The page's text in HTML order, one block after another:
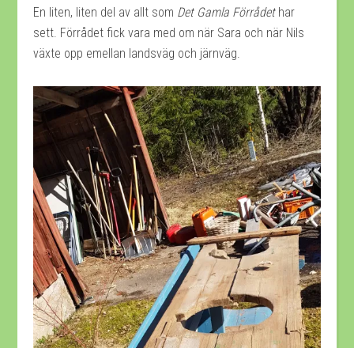
En liten, liten del av allt som Det Gamla Förrådethar
sett. Förrådet fick vara med om när Sara och när Nils
växte opp emellan landsväg och järnväg.